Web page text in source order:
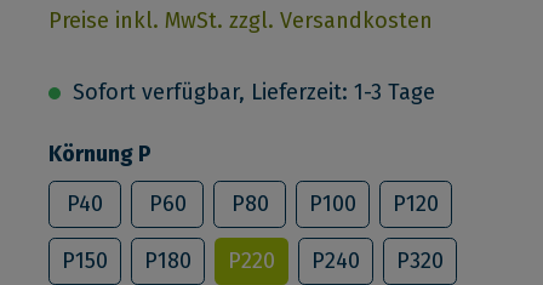
Preise inkl. MwSt. zzgl. Versandkosten
Sofort verfügbar, Lieferzeit: 1-3 Tage
Körnung P
P40
P60 P80 P100 P120
P150 P180 P220 P240 P320